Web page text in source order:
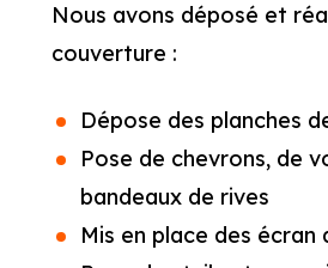
Nous avons déposé et
couverture :
Dépose des planches
Pose de chevrons, de
bandeaux de rives
Mis en place des